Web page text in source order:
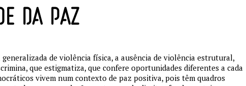
DA PAZ
de violência física, a ausência de violência estrutural,
que estigmatiza, que confere oportunidades diferentes a cada
vivem num contexto de paz positiva, pois têm quadros